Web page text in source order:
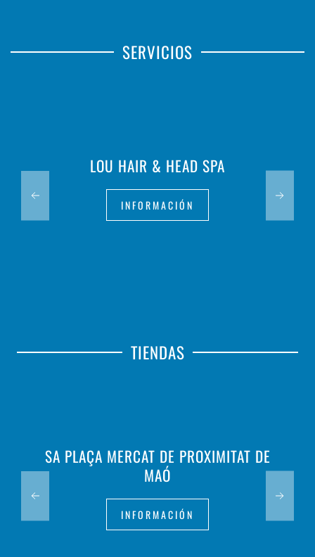
SERVICIOS
LOU HAIR & HEAD SPA
INFORMACIÓN
TIENDAS
SA PLAÇA MERCAT DE PROXIMITAT DE
MAÓ
INFORMACIÓN